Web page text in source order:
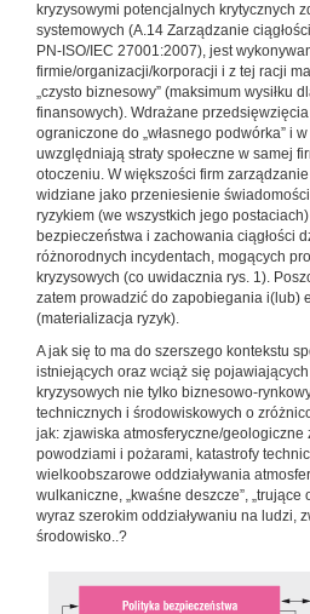
kryzysowymi potencjalnych krytycznych
systemowych (A.14 Zarządzanie
PN-ISO/IEC 27001:2007), jest
firmie/organizacji/korporacji i z tej racji
„czysto biznesowy” (maksimum wysiłku
finansowych). Wdrażane
ograniczone do „własnego podwórka” i
uwzględniają straty społeczne w samej
otoczeniu. W większości firm
widziane jako przeniesienie
ryzykiem (we wszystkich jego
bezpieczeństwa i zachowania ciągłości
różnorodnych incydentach, mogących
kryzysowych (co uwidacznia rys. 1).
zatem prowadzić do zapobiegania i(lub)
(materializacja ryzyk).
A jak się to ma do szerszego kontekstu
istniejących oraz wciąż się
kryzysowych nie tylko biznesowo-
technicznych i środowiskowych o
jak: zjawiska atmosferyczne/geologiczne
powodziami i pożarami, katastrofy
wielkoobszarowe oddziaływania
wulkaniczne, „kwaśne deszcze”, „trujące
wyraz szerokim oddziaływaniu na ludzi,
środowisko..?